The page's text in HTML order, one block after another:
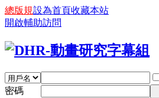
總版規設為首頁收藏本站
開啟輔助訪問
密碼